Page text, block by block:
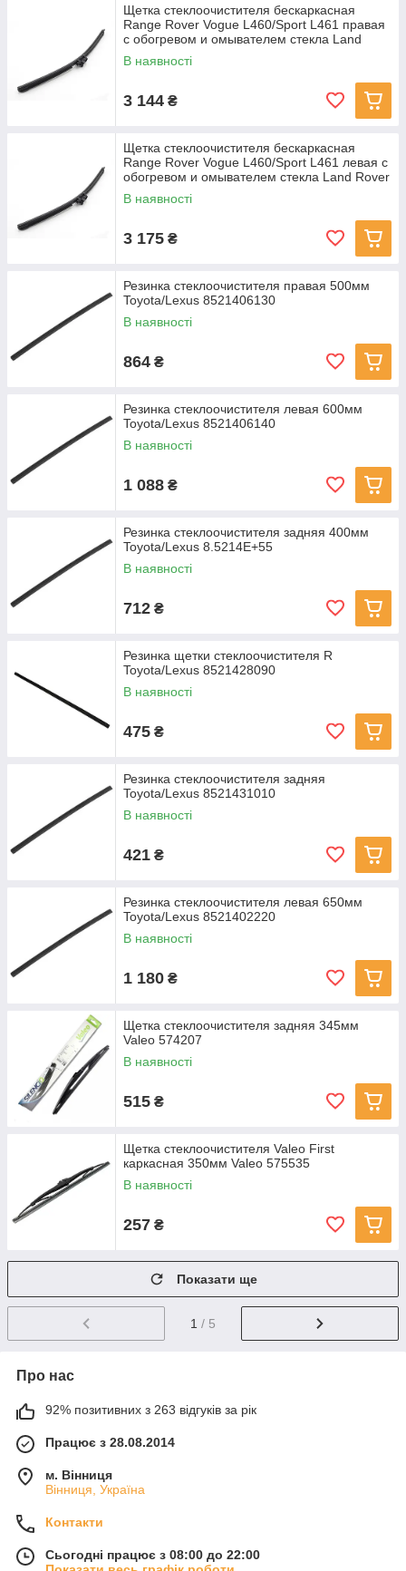
Щетка стеклоочистителя бескаркасная
Range Rover Vogue L460/Sport L461 правая
с обогревом и омывателем стекла Land
Rover LR157017
В наявності
3 144 ₴
Щетка стеклоочистителя бескаркасная
Range Rover Vogue L460/Sport L461 левая с
обогревом и омывателем стекла Land Rover
LR158232
В наявності
3 175 ₴
Резинка стеклоочистителя правая 500мм
Toyota/Lexus 8521406130
В наявності
864 ₴
Резинка стеклоочистителя левая 600мм
Toyota/Lexus 8521406140
В наявності
1 088 ₴
Резинка стеклоочистителя задняя 400мм
Toyota/Lexus 8.5214E+55
В наявності
712 ₴
Резинка щетки стеклоочистителя R
Toyota/Lexus 8521428090
В наявності
475 ₴
Резинка стеклоочистителя задняя
Toyota/Lexus 8521431010
В наявності
421 ₴
Резинка стеклоочистителя левая 650мм
Toyota/Lexus 8521402220
В наявності
1 180 ₴
Щетка стеклоочистителя задняя 345мм
Valeo 574207
В наявності
515 ₴
Щетка стеклоочистителя Valeo First
каркасная 350мм Valeo 575535
В наявності
257 ₴
Показати ще
1 / 5
Про нас
92% позитивних з 263 відгуків за рік
Працює з 28.08.2014
м. Вінниця
Вінниця, Україна
Контакти
Сьогодні працює з 08:00 до 22:00